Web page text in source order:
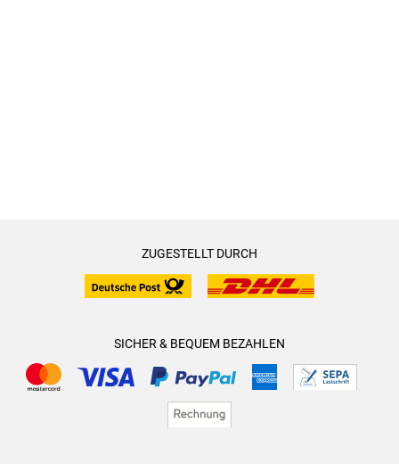
ZUGESTELLT DURCH
SICHER & BEQUEM BEZAHLEN